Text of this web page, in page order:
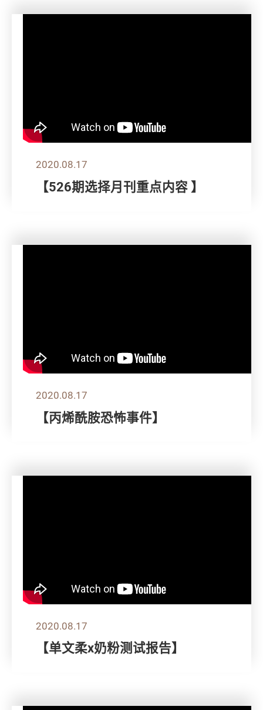
2020.08.17
【526期选择月刊重点内容 】
2020.08.17
【丙烯酰胺恐怖事件】
2020.08.17
【单文柔x奶粉测试报告】